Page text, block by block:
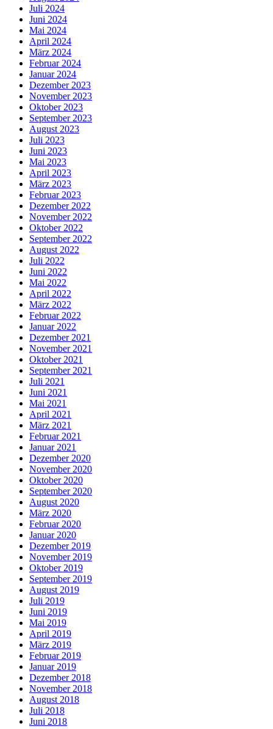
Juli 2024
Juni 2024
Mai 2024
April 2024
März 2024
Februar 2024
Januar 2024
Dezember 2023
November 2023
Oktober 2023
September 2023
August 2023
Juli 2023
Juni 2023
Mai 2023
April 2023
März 2023
Februar 2023
Dezember 2022
November 2022
Oktober 2022
September 2022
August 2022
Juli 2022
Juni 2022
Mai 2022
April 2022
März 2022
Februar 2022
Januar 2022
Dezember 2021
November 2021
Oktober 2021
September 2021
Juli 2021
Juni 2021
Mai 2021
April 2021
März 2021
Februar 2021
Januar 2021
Dezember 2020
November 2020
Oktober 2020
September 2020
August 2020
März 2020
Februar 2020
Januar 2020
Dezember 2019
November 2019
Oktober 2019
September 2019
August 2019
Juli 2019
Juni 2019
Mai 2019
April 2019
März 2019
Februar 2019
Januar 2019
Dezember 2018
November 2018
August 2018
Juli 2018
Juni 2018